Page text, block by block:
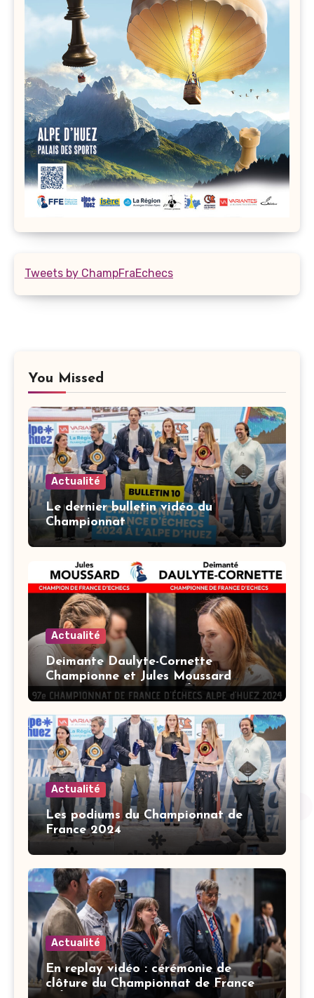
Tweets by ChampFraEchecs
You Missed
Actualité
Le dernier bulletin vidéo du
Championnat
Actualité
Deimante Daulyte-Cornette
Championne et Jules Moussard
Champion de France d’Échecs 2024 !
Actualité
Les podiums du Championnat de
France 2024
Actualité
En replay vidéo : cérémonie de
clôture du Championnat de France